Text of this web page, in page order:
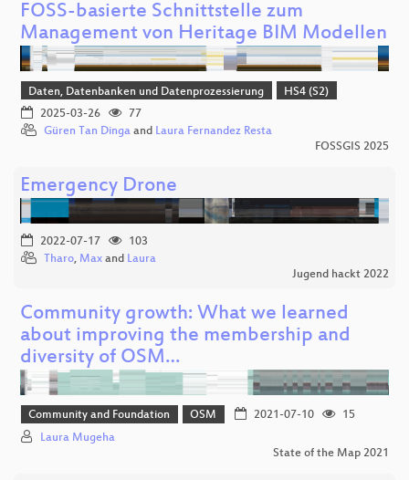
FOSS-basierte Schnittstelle zum
Management von Heritage BIM Modellen
Daten, Datenbanken und Datenprozessierung
HS4 (S2)
2025-03-26
77
Güren Tan Dinga and Laura Fernandez Resta
FOSSGIS 2025
Emergency Drone
2022-07-17
103
Tharo, Max and Laura
Jugend hackt 2022
Community growth: What we learned
about improving the membership and
diversity of OSM…
Community and Foundation OSM 2021-07-10
15
Laura Mugeha
State of the Map 2021